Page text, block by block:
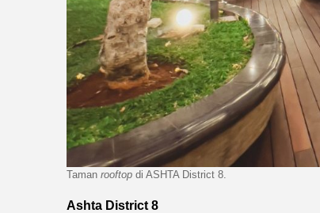
Taman rooftop di ASHTA District 8.
Ashta District 8